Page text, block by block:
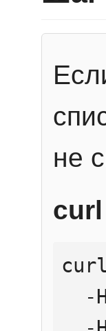
не
curl